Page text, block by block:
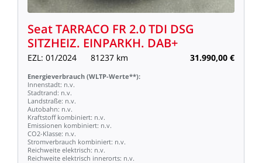
SeatTARRACO FR2.0TDI DSG
SITZHEIZ. EINPARKH. DAB+
EZL: 01/2024 81237 km 31.990,00 €
Energieverbrauch (WLTP-Werte**):
Innenstadt: n.v.
Stadtrand: n.v.
Landstraße: n.v.
Autobahn: n.v.
Kraftstoff kombiniert: n.v.
Emissionen kombiniert: n.v.
CO2-Klasse: n.v.
Stromverbrauch kombiniert: n.v.
Reichweite elektrisch: n.v.
Reichweite elektrisch innerorts: n.v.